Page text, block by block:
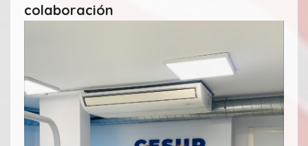
colaboración